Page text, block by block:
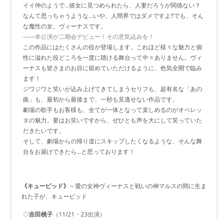
イイ仲のようで…彼女に見つめられたら、人妻だろうが関係ない？
なんて思っちゃうような…いや、人間界ではダメですよ!!でも、そん
な魔性の女、ヴィーナスです。
――本公演が二期会デビュー！その意気込みを！
この作品にはたくさんの役が登場します。これほど様々な魅力と個
性に溢れた役どころを一度に聴ける舞台って中々ありません。ヴィ
ーナスも皆さまのお目に留めていただけるように、色気全開で臨み
ます！
ジワジワと笑いが込み上げてきてしまうセリフも、超有名な「あの
曲」も、最初から最後まで、一秒も見逃せない作品です。
劇場の歌手もお客様も、全てが一体となって楽しめるのがオペレッ
タの魅力。要はお笑いですから、ぜひとも声を大にして笑っていた
だきたいです。
そして、劇場からの帰り道にスキップしたくなるような、そんな舞
台をお届けできたら…と思っております！
《キューピッド》 ～愛の女神ヴィーナスと戦いの神マルスの間に生ま
れた子が、キューピッド
◇吉田桃子 （11/21・23出演）